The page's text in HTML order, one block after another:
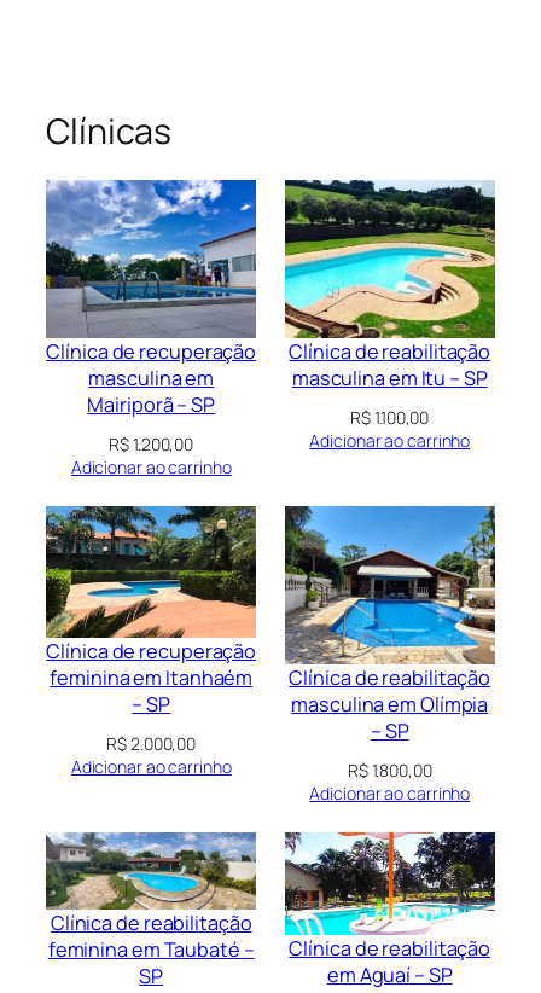
Clínicas
Clínica de recuperação
masculina em
Mairiporã – SP
R$1.200,00
Adicionar ao carrinho
Clínica de reabilitação
masculina em Itu – SP
R$1.100,00
Adicionar ao carrinho
Clínica de recuperação
feminina em Itanhaém
– SP
R$2.000,00
Adicionar ao carrinho
Clínica de reabilitação
masculina em Olímpia
– SP
R$1.800,00
Adicionar ao carrinho
Clínica de reabilitação
feminina em Taubaté –
SP
Clínica de reabilitação
em Aguaí – SP